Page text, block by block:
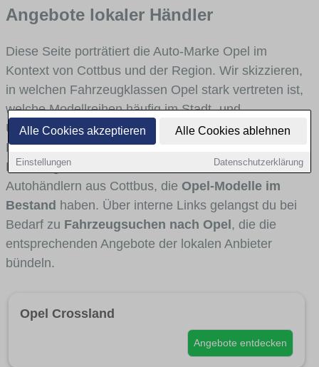
Alle Cookies akzeptieren Alle Cookies ablehnen
Einstellungen Datenschutzerklärung
Angebote lokaler Händler
Diese Seite porträtiert die Auto-Marke Opel im
Kontext von Cottbus und der Region. Wir skizzieren,
in welchen Fahrzeugklassen Opel stark vertreten ist,
welche Modellreihen häufig im Stadt- und
Umlandverkehr zu sehen sind und für welche
Fahrertypen die Marke interessant ist. Viele
Fahrzeuge stammen von Autohäusern und
Autohändlern aus Cottbus, die Opel-Modelle im
Bestand haben. Über interne Links gelangst du bei
Bedarf zu Fahrzeugsuchen nach Opel, die die
entsprechenden Angebote der lokalen Anbieter
bündeln.
Opel Crossland
Angebote entdecken